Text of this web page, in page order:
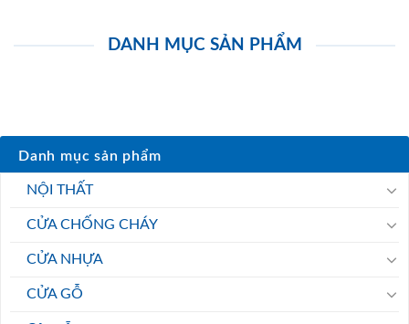
DANH MỤC SẢN PHẨM
Danh mục sản phẩm
NỘI THẤT
CỬA CHỐNG CHÁY
CỬA NHỰA
CỬA GỖ